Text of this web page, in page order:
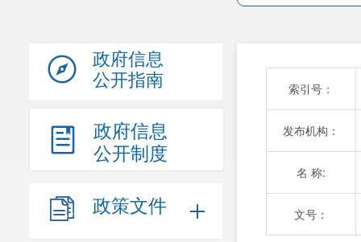
政府信息
公开指南
政府信息
公开制度
政策文件
索引号：
发布机构：
名 称:
文号：